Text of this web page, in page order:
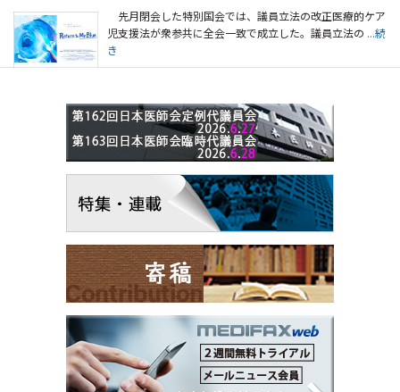
先月閉会した特別国会では、議員立法の改正医療的ケア
児支援法が衆参共に全会一致で成立した。議員立法の ...続
き